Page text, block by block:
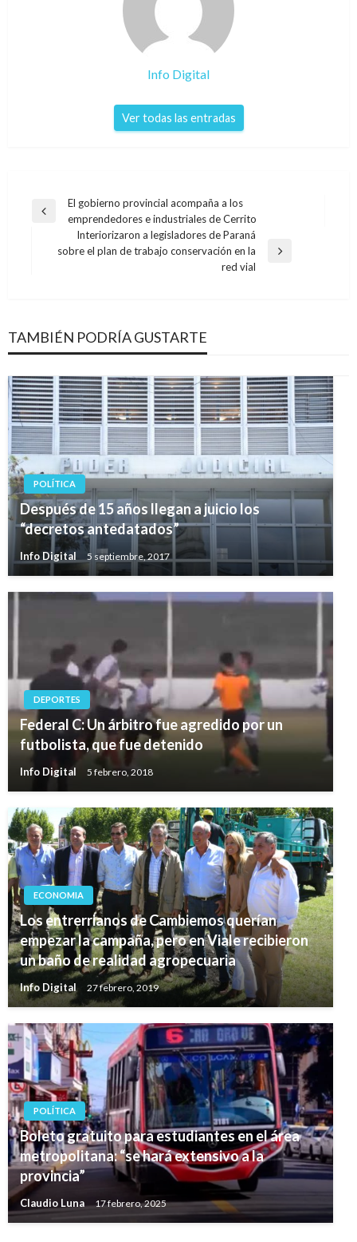
Info Digital
Ver todas las entradas
Navegación
entradas
Entrada
El gobierno provincial acompaña a los
emprendedores e industriales de Cerrito
Entrada
Interiorizaron a legisladores de Paraná
sobre el plan de trabajo conservación en la
red vial
TAMBIÉN PODRÍA GUSTARTE
POLÍTICA
Después de 15 años llegan a juicio los
“decretos antedatados”
Info Digital 5 septiembre, 2017
DEPORTES
Federal C: Un árbitro fue agredido por un
futbolista, que fue detenido
Info Digital 5 febrero, 2018
ECONOMIA
Los entrerrianos de Cambiemos querían
empezar la campaña, pero en Viale recibieron
un baño de realidad agropecuaria
Info Digital 27 febrero, 2019
POLÍTICA
Boleto gratuito para estudiantes en el área
metropolitana: “se hará extensivo a la
provincia”
Claudio Luna 17 febrero, 2025